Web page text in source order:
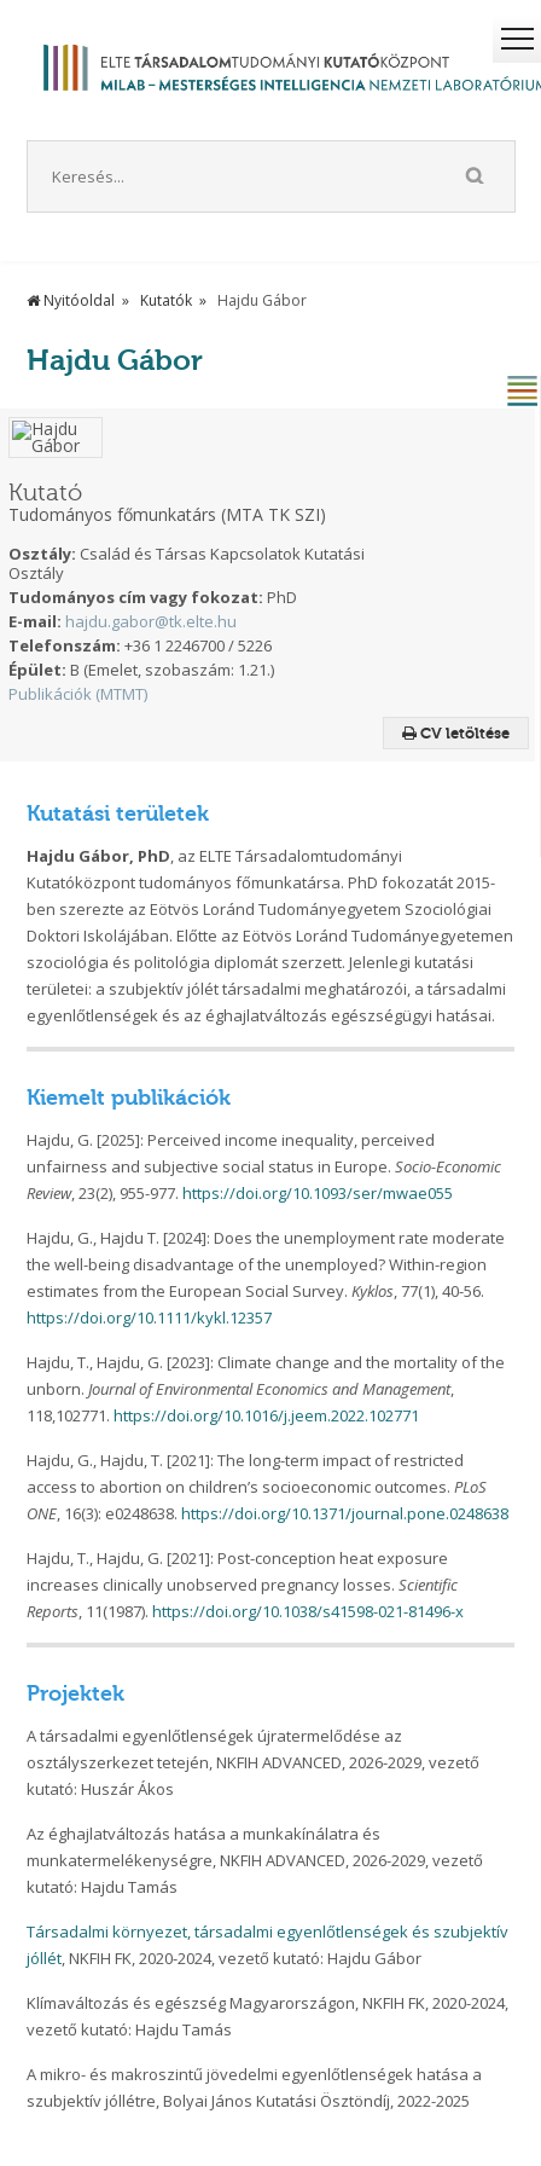
Nyitóoldal Kutatók Hajdu Gábor
Hajdu Gábor
CV letöltése
Kutató
Tudományos főmunkatárs (MTA TK SZI)
Osztály: Család és Társas Kapcsolatok Kutatási
Osztály
Tudományos cím vagy fokozat: PhD
E-mail: hajdu.gabor@tk.elte.hu
Telefonszám: +36 1 2246700 / 5226
Épület: B (Emelet, szobaszám: 1.21.)
Publikációk (MTMT)
Kutatási területek
Hajdu Gábor, PhD , az ELTE Társadalomtudományi
Kutatóközpont tudományos főmunkatársa. PhD fokozatát 2015-
ben szerezte az Eötvös Loránd Tudományegyetem Szociológiai
Doktori Iskolájában. Előtte az Eötvös Loránd Tudományegyetemen
szociológia és politológia diplomát szerzett. Jelenlegi kutatási
területei: a szubjektív jólét társadalmi meghatározói, a társadalmi
egyenlőtlenségek és az éghajlatváltozás egészségügyi hatásai.
Kiemelt publikációk
Hajdu, G. [2025]: Perceived income inequality, perceived
unfairness and subjective social status in Europe.Socio-Economic
Review, 23(2), 955-977.https://doi.org/10.1093/ser/mwae055
Hajdu, G., Hajdu T. [2024]: Does the unemployment rate moderate
the well-being disadvantage of the unemployed? Within-region
estimates from the European Social Survey. Kyklos , 77(1), 40-56.
https://doi.org/10.1111/kykl.12357
Hajdu, T., Hajdu, G. [2023]: Climate change and the mortality of the
unborn. Journal of Environmental Economics and Management,
118,102771.https://doi.org/10.1016/j.jeem.2022.102771
Hajdu, G., Hajdu, T. [2021]: The long-term impact of restricted
access to abortion on children’s socioeconomic outcomes. PLoS
ONE , 16(3): e0248638.https://doi.org/10.1371/journal.pone.0248638
Hajdu, T., Hajdu, G. [2021]: Post-conception heat exposure
increases clinically unobserved pregnancy losses.Scientific
Reports , 11(1987).https://doi.org/10.1038/s41598-021-81496-x
Projektek
A társadalmi egyenlőtlenségek újratermelődése az
osztályszerkezet tetején, NKFIH ADVANCED, 2026-2029, vezető
kutató: Huszár Ákos
Az éghajlatváltozás hatása a munkakínálatra és
munkatermelékenységre, NKFIH ADVANCED, 2026-2029, vezető
kutató: Hajdu Tamás
Társadalmi környezet, társadalmi egyenlőtlenségek és szubjektív
jóllét , NKFIH FK, 2020-2024, vezető kutató: Hajdu Gábor
Klímaváltozás és egészség Magyarországon, NKFIH FK, 2020-2024,
vezető kutató: Hajdu Tamás
A mikro- és makroszintű jövedelmi egyenlőtlenségek hatása a
szubjektív jóllétre, Bolyai János Kutatási Ösztöndíj, 2022-2025